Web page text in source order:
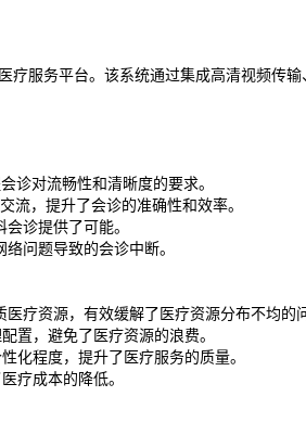
服务平台。该系统通过集成高清视频传
诊对流畅性和清晰度的要求。
，提升了会诊的准确性和效率。
诊提供了可能。
问题导致的会诊中断。
疗资源，有效缓解了医疗资源分布不均的问
置，避免了医疗资源的浪费。
化程度，提升了医疗服务的质量。
疗成本的降低。